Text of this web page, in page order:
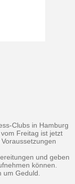
Clubs in Hamburg
Freitag ist jetzt
und geben
können.
Geduld.